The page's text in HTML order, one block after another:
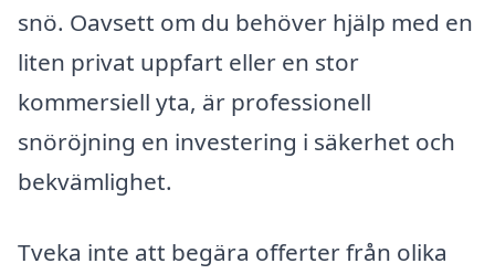
snö. Oavsett om du behöver hjälp med en
liten privat uppfart eller en stor
kommersiell yta, är professionell
snöröjning en investering i säkerhet och
bekvämlighet.
Tveka inte att begära offerter från olika